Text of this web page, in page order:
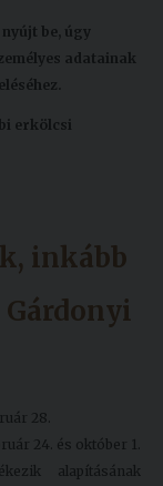
be, úgy
adatainak
erkölcsi
inkább
28.
24. és október 1.
alapításának